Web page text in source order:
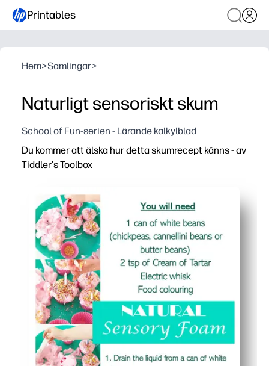
Printables
Hem>Samlingar>
Naturligt sensoriskt skum
School of Fun-serien - Lärande kalkylblad
Du kommer att älska hur detta skumrecept känns - av
Tiddler's Toolbox